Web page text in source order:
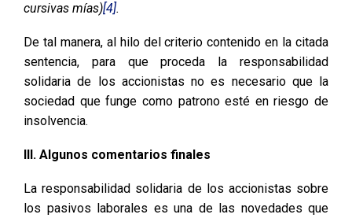
cursivas mías)[4].
De tal manera, al hilo del criterio contenido en la citada
sentencia, para que proceda la responsabilidad
solidaria de los accionistas no es necesario que la
sociedad que funge como patrono esté en riesgo de
insolvencia.
III. Algunos comentarios finales
La responsabilidad solidaria de los accionistas sobre
los pasivos laborales es una de las novedades que